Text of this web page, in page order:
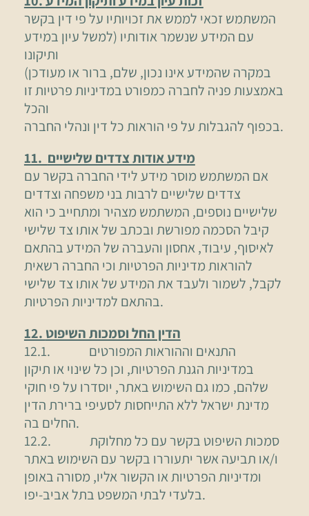
המשתמש זכאי לממש את זכויותיו על פי דין בקשר
עם המידע שנשמר אודותיו (למשל עיון במידע
ותיקונו
במקרה שהמידע אינו נכון, שלם, ברור או מעודכן)
באמצעות פניה לחברה כמפורט במדיניות פרטיות זו
והכל
בכפוף להגבלות על פי הוראות כל דין ונהלי החברה.
11. מידע אודות צדדים שלישיים
אם המשתמש מוסר מידע לידי החברה בקשר עם
צדדים שלישיים לרבות בני משפחה וצדדים
שלישיים נוספים, המשתמש מצהיר ומתחייב כי הוא
קיבל הסכמה מפורשת ובכתב של אותו צד שלישי
לאיסוף, עיבוד, אחסון והעברה של המידע בהתאם
להוראות מדיניות הפרטיות וכי החברה רשאית
לקבל, לשמור ולעבד את המידע של אותו צד שלישי
בהתאם למדיניות הפרטיות.
12. הדין החל וסמכות השיפוט
12.1. התנאים וההוראות המפורטים
במדיניות הגנת הפרטיות, וכן כל שינוי או תיקון
שלהם, כמו גם השימוש באתר, יוסדרו על פי חוקי
מדינת ישראל ללא התייחסות לסעיפי ברירת הדין
החלים בה.
12.2. סמכות השיפוט בקשר עם כל מחלוקת
ו/או תביעה אשר יתעוררו בקשר עם השימוש באתר
ומדיניות הפרטיות או הקשור אליו, מסורה באופן
בלעדי לבתי המשפט בתל אביב-יפו.